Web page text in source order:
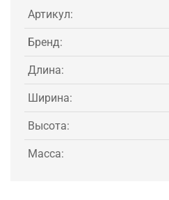
Артикул:
Бренд:
Длина:
Ширина:
Высота:
Масса: